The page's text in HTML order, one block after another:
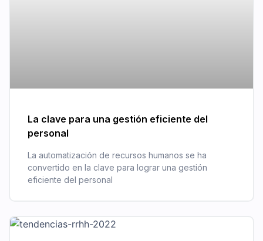
La clave para una gestión eficiente del
personal
La automatización de recursos humanos se ha
convertido en la clave para lograr una gestión
eficiente del personal